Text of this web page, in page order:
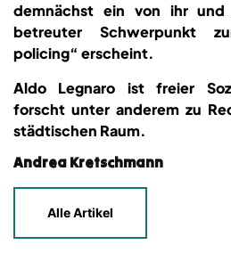
demnächst ein von ihr
betreuter Schwerpunkt
policing“ erscheint.
Aldo Legnaro ist freier
forscht unter anderem zu
städtischen Raum.
Andrea Kretschmann
Alle Artikel